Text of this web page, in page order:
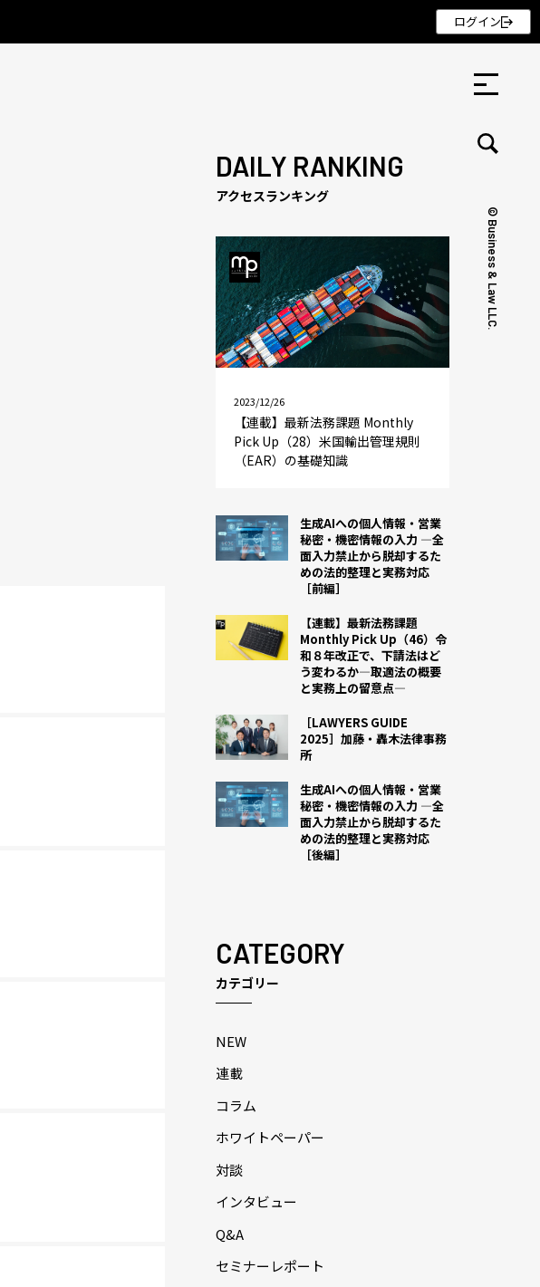
© Business & Law LLC.
セミナー ・ 記事
セミナー
記事
リクルート
ログイン
DAILY RANKING
アクセスランキング
2023/12/26
【連載】最新法務課題 Monthly
Pick Up（28）米国輸出管理規則
（EAR）の基礎知識
生成AIへの個人情報・営業
秘密・機密情報の入力 ―全
面入力禁止から脱却するた
めの法的整理と実務対応
［前編］
【連載】最新法務課題
Monthly Pick Up（46）令
和８年改正で、下請法はど
う変わるか―取適法の概要
と実務上の留意点―
［LAWYERS GUIDE
2025］加藤・轟木法律事務
所
生成AIへの個人情報・営業
秘密・機密情報の入力 ―全
面入力禁止から脱却するた
めの法的整理と実務対応
［後編］
CATEGORY
カテゴリー
NEW
連載
コラム
ホワイトペーパー
対談
インタビュー
Q&A
セミナーレポート